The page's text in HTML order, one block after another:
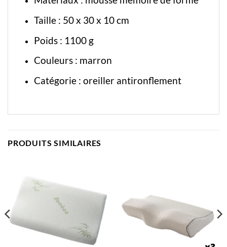
Taille : 50 x 30 x 10 cm
Poids : 1100 g
Couleurs : marron
Catégorie : oreiller antironflement
PRODUITS SIMILAIRES